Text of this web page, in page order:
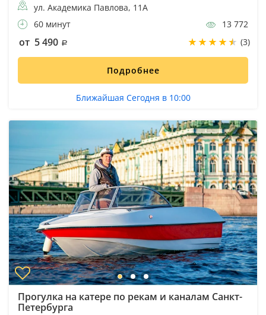
ул. Академика Павлова, 11А
60 минут
13 772
от 5 490 (3)
Подробнее
Ближайшая Сегодня в 10:00
Прогулка на катере по рекам и каналам Санкт-
Петербурга